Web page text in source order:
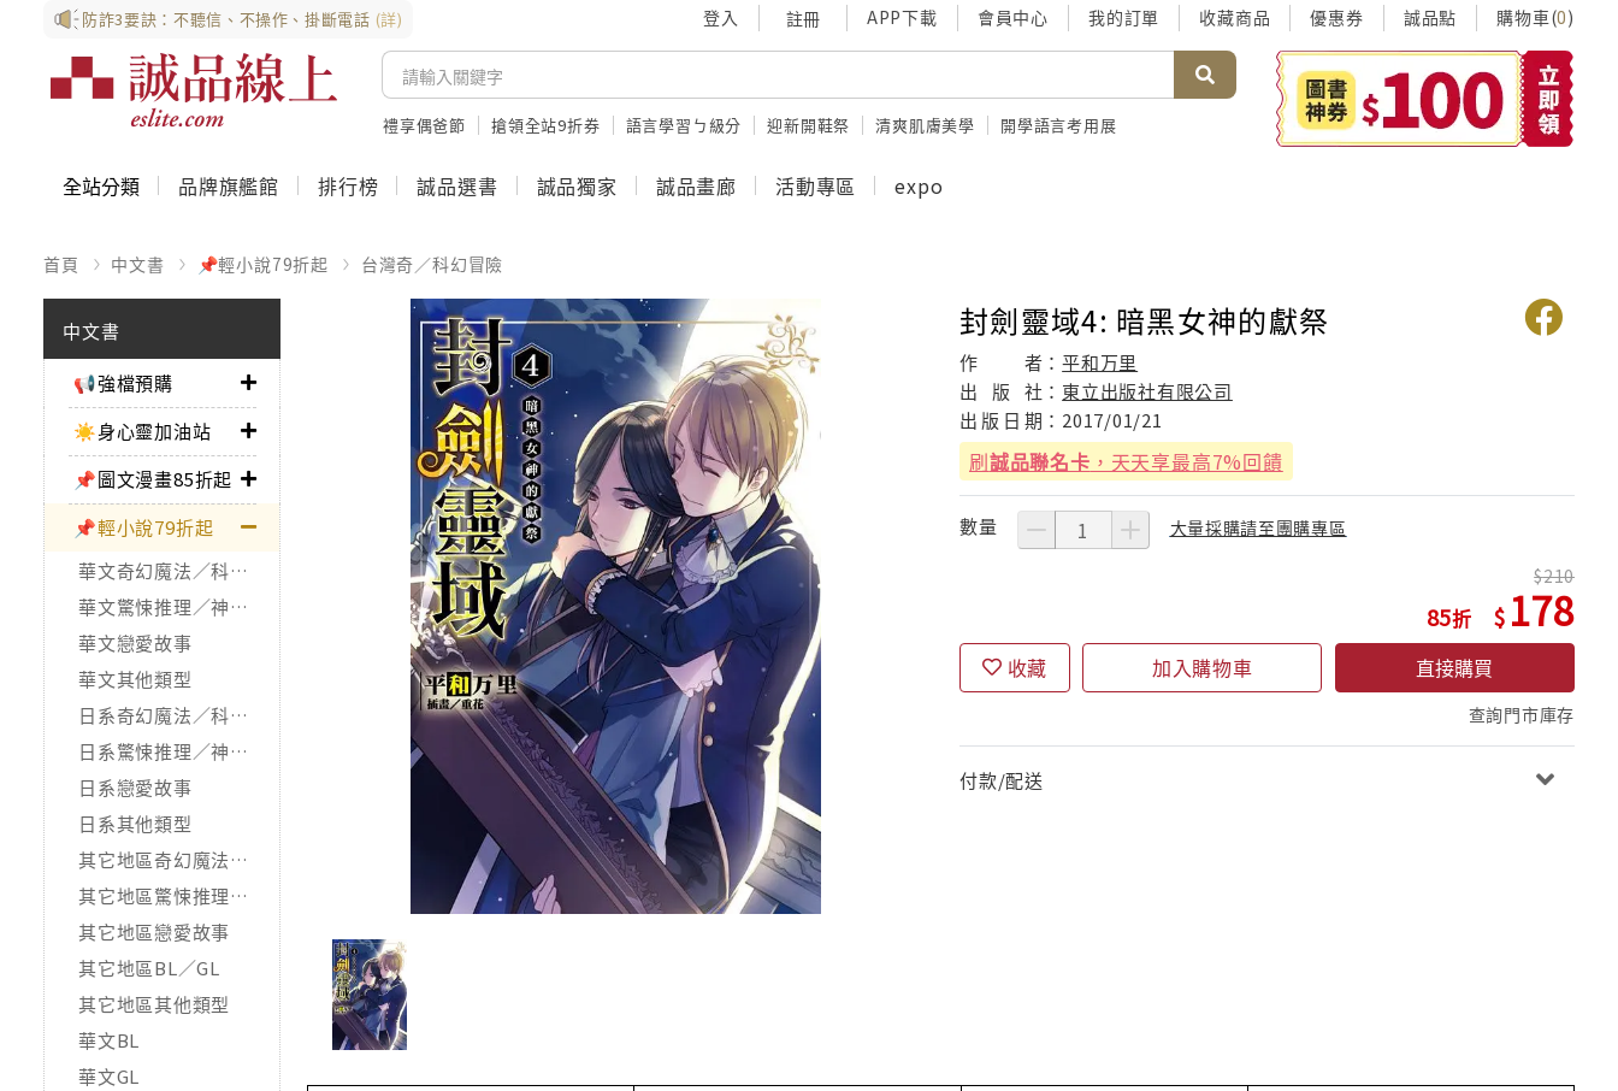
防詐3要訣：不聽信、不操作、掛斷電話 (詳) 登入 註冊 APP下載 會員中心 我的訂單 收藏商品 優惠券 誠品點 購物車(0)
禮享偶爸節 搶領全站9折券 語言學習ㄅ級分 迎新開鞋祭 清爽肌膚美學 開學語言考用展
全站分類 品牌旗艦館 排行榜 誠品選書 誠品獨家 誠品畫廊 活動專區 expo
首頁 中文書 📌輕小說79折起 台灣奇／科幻冒險
中文書
📢強檔預購
☀️身心靈加油站
📌圖文漫畫85折起
📌輕小說79折起
華文奇幻魔法／科幻冒險
華文驚悚推理／神怪靈異
華文戀愛故事
華文其他類型
日系奇幻魔法／科幻冒險
日系驚悚推理／神怪靈異
日系戀愛故事
日系其他類型
其它地區奇幻魔法／科幻冒險
其它地區驚悚推理／神怪靈異
其它地區戀愛故事
其它地區BL／GL
其它地區其他類型
華文BL
華文GL
封劍靈域4: 暗黑女神的獻祭
作 者：平和万里
出
版 社： 東立出版社有限公司
出 版 日 期： 2017/01/21
刷誠品聯名卡 ，天天享最高7%回饋
數量 大量採購請至團購專區
85
210
178
收藏 加入購物車 直接購買
查詢門市庫存
付款/配送